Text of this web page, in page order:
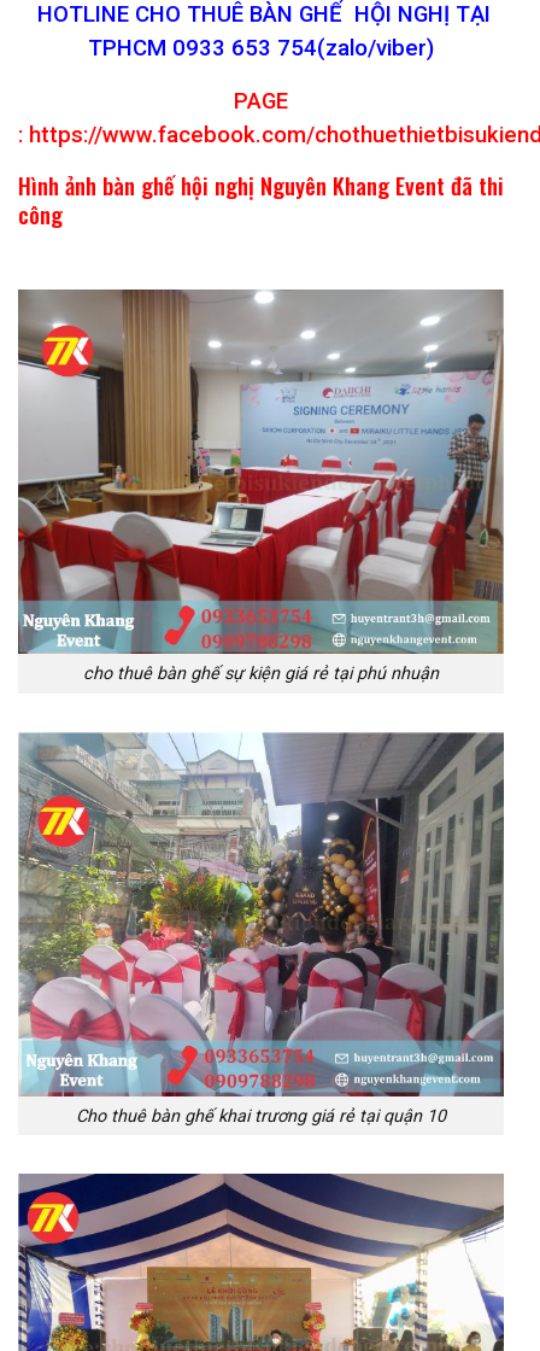
HOTLINE CHO THUÊ BÀN GHẾ HỘI NGHỊ TẠI
TPHCM 0933 653 754(zalo/viber)
PAGE
: https://www.facebook.com/
Hình ảnh bàn ghế hội nghị Nguyên Khang Event đã thi
công
cho thuê bàn ghế sự kiện giá rẻ tại phú nhuận
Cho thuê bàn ghế khai trương giá rẻ tại quận 10